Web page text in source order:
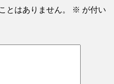
とはありません。 ※ が付い